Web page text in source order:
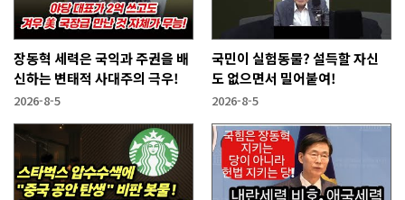
장동혁 세력은 국익과 주권을 배
신하는 변태적 사대주의 극우!
2026-8-5
국민이 실험동물? 설득할 자신
도 없으면서 밀어붙여!
2026-8-5